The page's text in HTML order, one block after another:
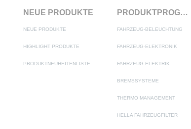
NEUE PRODUKTE
NEUE PRODUKTE
HIGHLIGHT PRODUKTE
PRODUKTNEUHEITENLISTE
PRODUKTPROGRAMM
FAHRZEUG-BELEUCHTUNG
FAHRZEUG-ELEKTRONIK
FAHRZEUG-ELEKTRIK
BREMSSYSTEME
THERMO MANAGEMENT
HELLA FAHRZEUGFILTER